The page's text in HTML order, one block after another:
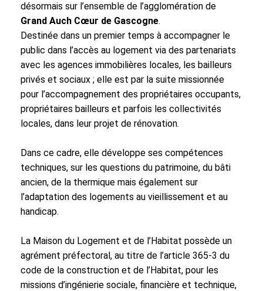
désormais sur l’ensemble de l’agglomération de
Grand Auch Cœur de Gascogne.
Destinée dans un premier temps à accompagner le
public dans l’accès au logement via des partenariats
avec les agences immobilières locales, les bailleurs
privés et sociaux ; elle est par la suite missionnée
pour l’accompagnement des propriétaires occupants,
propriétaires bailleurs et parfois les collectivités
locales, dans leur projet de rénovation.
Dans ce cadre, elle développe ses compétences
techniques, sur les questions du patrimoine, du bâti
ancien, de la thermique mais également sur
l’adaptation des logements au vieillissement et au
handicap.
La Maison du Logement et de l’Habitat possède un
agrément préfectoral, au titre de l’article 365-3 du
code de la construction et de l’Habitat, pour les
missions d’ingénierie sociale, financière et technique,